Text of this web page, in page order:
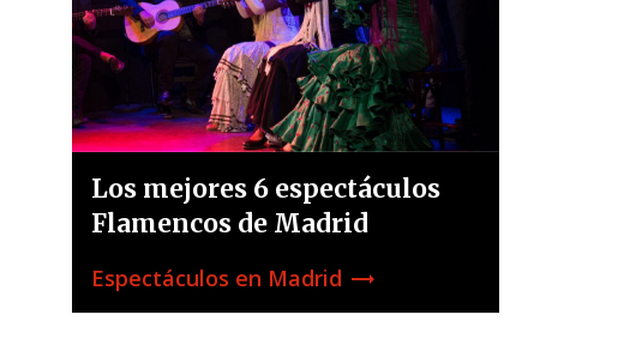
Los mejores 6 espectáculos
Flamencos de Madrid
Espectáculos en Madrid trending_flat